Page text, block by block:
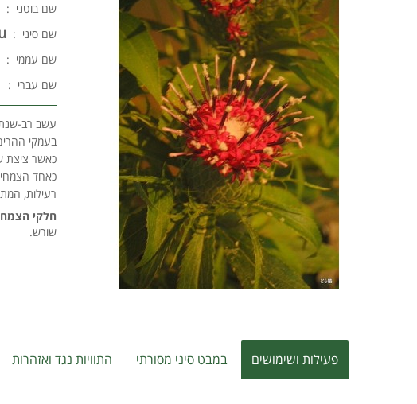
שם בוטני :
שם סיני :
שם עממי :
שם עברי :
עשב רב-
בעמקי
כאשר ציצת
כאחד
רעילות,
חלקי הצמח
שורש.
פעילות ושימושים במבט סיני מסורתי התוויות נגד ואזהרות